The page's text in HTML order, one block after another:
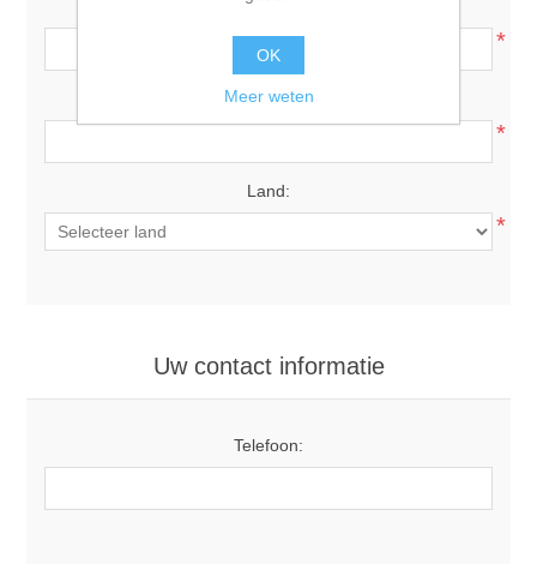
Postcode:
*
Plaats:
*
Land:
*
Uw contact informatie
Telefoon:
OK
Meer weten